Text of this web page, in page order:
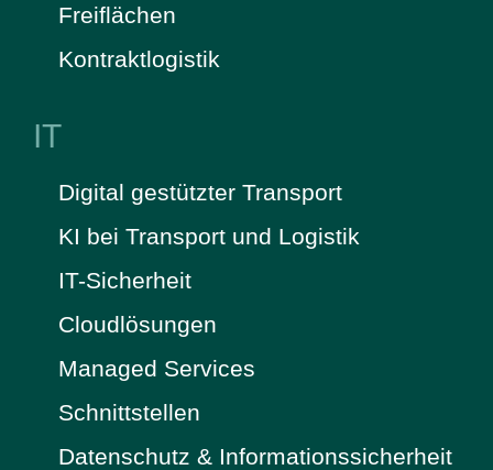
Freiflächen
Kontraktlogistik
IT
Digital gestützter Transport
KI bei Transport und Logistik
IT-Sicherheit
Cloudlösungen
Managed Services
Schnittstellen
Datenschutz & Informationssicherheit